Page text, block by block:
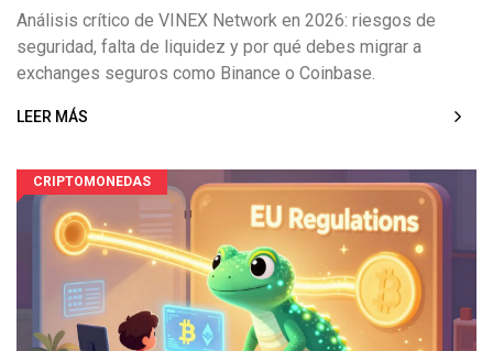
Análisis crítico de VINEX Network en 2026: riesgos de
seguridad, falta de liquidez y por qué debes migrar a
exchanges seguros como Binance o Coinbase.
LEER MÁS
CRIPTOMONEDAS